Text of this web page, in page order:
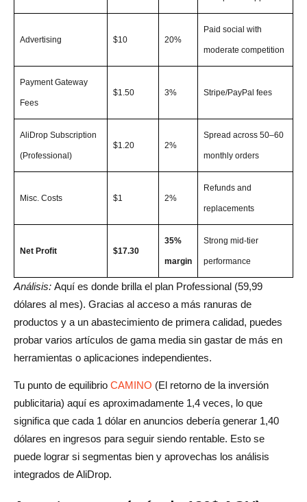
Advertising $10 20%
Paid social with
moderate competition
Payment Gateway
Fees
$1.50 3% Stripe/PayPal fees
AliDrop Subscription
(Professional)
$1.20 2%
Spread across 50–60
monthly orders
Misc. Costs $1 2%
Refunds and
replacements
Net Profit $17.30
35%
margin
Strong mid-tier
performance
Análisis: Aquí es donde brilla el plan Professional (59,99
dólares al mes). Gracias al acceso a más ranuras de
productos y a un abastecimiento de primera calidad, puedes
probar varios artículos de gama media sin gastar de más en
herramientas o aplicaciones independientes.
Tu punto de equilibrio CAMINO (El retorno de la inversión
publicitaria) aquí es aproximadamente 1,4 veces, lo que
significa que cada 1 dólar en anuncios debería generar 1,40
dólares en ingresos para seguir siendo rentable. Esto se
puede lograr si segmentas bien y aprovechas los análisis
integrados de AliDrop.